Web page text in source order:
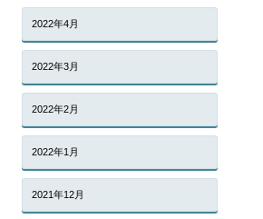
2022年4月
2022年3月
2022年2月
2022年1月
2021年12月